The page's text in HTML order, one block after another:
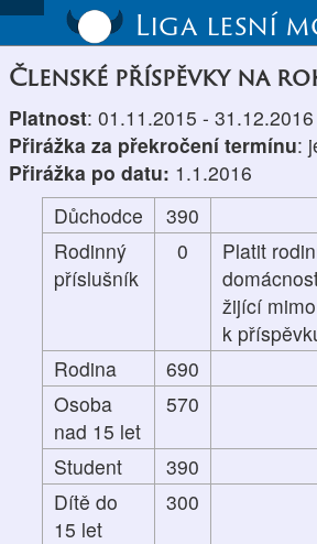
Liga lesní
Členské příspěvky na
Platnost: 01.11.2015 - 31.12.2016
Přirážka za překročení termínu:
Přirážka po datu: 1.1.2016
Důchodce
390
Rodinný
příslušník
0
Platit
žijící
k
Rodina
690
Osoba
nad 15 let
570
Student
390
Dítě do
15 let
300